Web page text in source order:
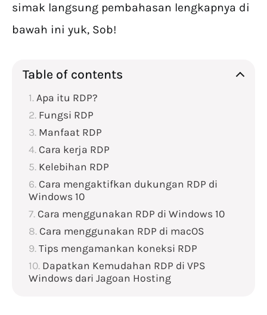
simak langsung pembahasan lengkapnya di
bawah ini yuk, Sob!
Table of contents
Apa itu RDP?
Fungsi RDP
Manfaat RDP
Cara kerja RDP
Kelebihan RDP
Cara mengaktifkan dukungan RDP di
Windows 10
Cara menggunakan RDP di Windows 10
Cara menggunakan RDP di macOS
Tips mengamankan koneksi RDP
Dapatkan Kemudahan RDP di VPS
Windows dari Jagoan Hosting